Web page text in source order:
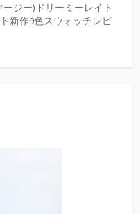
ージー)ドリーミーレイト
新作9色スウォッチレビ